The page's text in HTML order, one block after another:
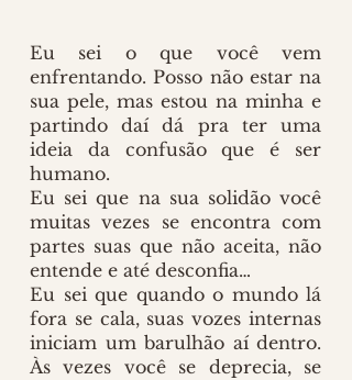
Eu sei o que você vem
enfrentando. Posso não estar na
sua pele, mas estou na minha e
partindo daí dá pra ter uma
ideia da confusão que é ser
humano.
Eu sei que na sua solidão você
muitas vezes se encontra com
partes suas que não aceita, não
entende e até desconfia…
Eu sei que quando o mundo lá
fora se cala, suas vozes internas
iniciam um barulhão aí dentro.
Às vezes você se deprecia, se